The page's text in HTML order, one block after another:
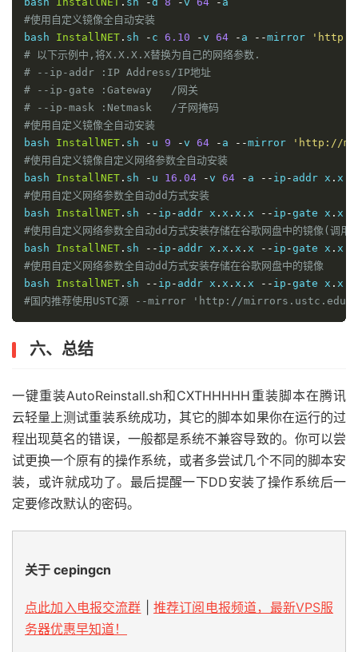
#使用自定义镜像全自动安装
bash InstallNET . sh - c 6.10 -v 64 - a --mirror
'http://
# 以下示例中,将X.X.X.X替换为自己的网络参数.
# --ip-addr :IP Address/IP地址
# --ip-gate :Gateway   /网关
# --ip-mask :Netmask   /子网掩码
#使用自定义镜像全自动安装
bash InstallNET . sh - u 9 -v 64 - a --mirror
'http://
#使用自定义镜像自定义网络参数全自动安装
bash InstallNET . sh - u 16.04 -v 64 - a -- ip - addr x . x
#使用自定义网络参数全自动dd方式安装
bash InstallNET . sh -- ip - addr x . x . x . x -- ip -gate x . x
#使用自定义网络参数全自动dd方式安装存储在谷歌网盘中的镜像(调
bash InstallNET . sh -- ip - addr x . x . x . x -- ip -gate x . x
#使用自定义网络参数全自动dd方式安装存储在谷歌网盘中的镜像
bash InstallNET . sh -- ip - addr x . x . x . x -- ip -gate x . x
#国内推荐使用USTC源 --mirror 'http://
六、总结
一键重装AutoReinstall.sh和CXTHHHHH重装脚本在腾讯
云轻量上测试重装系统成功，其它的脚本如果你在运行的过
程出现莫名的错误，一般都是系统不兼容导致的。你可以尝
试更换一个原有的操作系统，或者多尝试几个不同的脚本安
装，或许就成功了。最后提醒一下DD安装了操作系统后一
定要修改默认的密码。
关于 cepingcn
点此加入电报交流群
推荐订阅电报频道，最新VPS服
务器优惠早知道！